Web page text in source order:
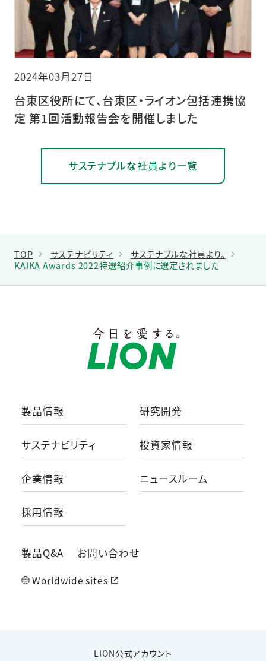
2024年03月27日
台東区役所にて、台東区・ライオン包括連携協
定 第1回活動報告会を開催しました
サステナブルな社員より一覧
TOP サステナビリティ
サステナブルな社員より。
KAIKA Awards 2022特選紹介事例に選定されました
製品情報 研究開発
サステナビリティ 投資家情報
企業情報 ニュースルーム
採用情報
製品Q&A お問い合わせ
Worldwide sites
LION公式アカウント